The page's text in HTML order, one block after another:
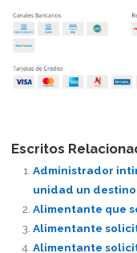
Escritos
Administrador
unidad un
Alimentante que
Alimentante
Alimentante